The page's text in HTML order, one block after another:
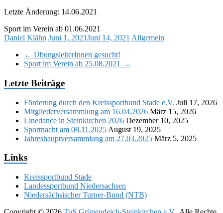
Letzte Änderung: 14.06.2021
Sport im Verein ab 01.06.2021
Daniel Klähn Juni 1, 2021Juni 14, 2021 Allgemein
← ÜbungsleiterInnen gesucht!
Sport im Verein ab 25.08.2021 →
Letzte Beiträge
Förderung durch den Kreissportbund Stade e.V. Juli 17, 2026
Mitgliederversammlung am 16.04.2026 März 15, 2026
Linedance in Steinkirchen 2026 Dezember 10, 2025
Sportnacht am 08.11.2025 August 19, 2025
Jahreshauptversammlung am 27.03.2025 März 5, 2025
Links
Kreissportbund Stade
Landessportbund Niedersachsen
Niedersächsischer Turner-Bund (NTB)